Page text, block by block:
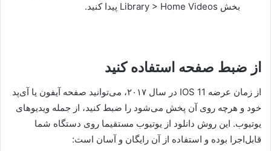
بخش Library > Home Videos پیدا کنید.
از ضبط صفحه استفاده کنید
از زمان عرضه IOS 11 در سال ۲۰۱۷، می‌توانید صفحه آیفون یا آی‌پد
خود و هرچه روی آن پخش می‌شود را ضبط کنید، از جمله ویدیوهای
یوتیوب. این روش دانلود از یوتیوب مستقیما روی دستگاه شما
قابل‌اجرا بوده و استفاده از آن رایگان و آسان است: